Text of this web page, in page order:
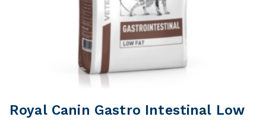
Royal Canin Gastro Intestinal Low